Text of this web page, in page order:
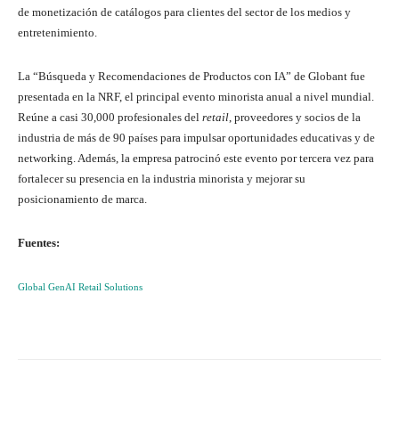
de monetización de catálogos para clientes del sector de los medios y
entretenimiento.
La “Búsqueda y Recomendaciones de Productos con IA” de Globant fue
presentada en la NRF, el principal evento minorista anual a nivel mundial.
Reúne a casi 30,000 profesionales del retail, proveedores y socios de la
industria de más de 90 países para impulsar oportunidades educativas y de
networking. Además, la empresa patrocinó este evento por tercera vez para
fortalecer su presencia en la industria minorista y mejorar su
posicionamiento de marca.
Fuentes:
Global GenAI Retail Solutions